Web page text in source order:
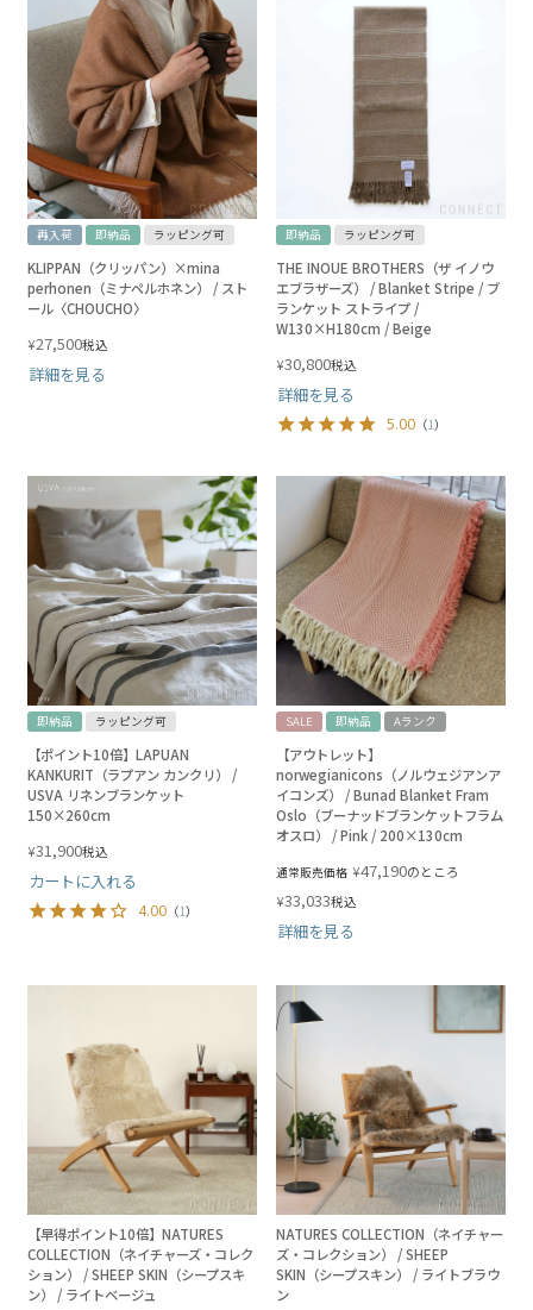
再入荷 即納品 ラッピング可
KLIPPAN（クリッパン）×mina
perhonen（ミナペルホネン） / スト
ール〈CHOUCHO〉
¥27,500税込
詳細を見る
即納品 ラッピング可
THE INOUE BROTHERS（ザ イノウ
エブラザーズ） / Blanket Stripe / ブ
ランケット ストライプ /
W130×H180cm / Beige
¥30,800税込
詳細を見る
5.00 （1）
即納品 ラッピング可
【ポイント10倍】LAPUAN
KANKURIT（ラプアン カンクリ） /
USVA リネンブランケット
150×260cm
¥31,900税込
カートに入れる
4.00 （1）
SALE 即納品 Aランク
【アウトレット】
norwegianicons（ノルウェジアンア
イコンズ） / Bunad Blanket Fram
Oslo（ブーナッドブランケットフラム
オスロ） / Pink / 200×130cm
通常販売価格 ¥47,190のところ
¥33,033税込
詳細を見る
【早得ポイント10倍】NATURES
COLLECTION（ネイチャーズ・コレク
ション） / SHEEP SKIN（シープスキ
ン） / ライトベージュ
NATURES COLLECTION（ネイチャー
ズ・コレクション） / SHEEP
SKIN（シープスキン） / ライトブラウ
ン